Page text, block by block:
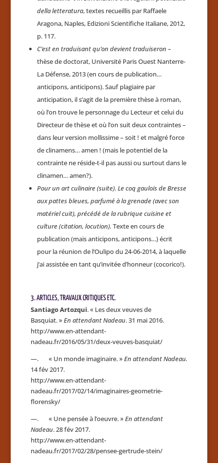
della letteratura, textes recueillis par Raffaele
Aragona, Naples, Edizioni Scientifiche Italiane, 2012,
p. 117.
C’est en traduisant qu’on devient traduiseron –
thèse de doctorat, Université Paris Ouest Nanterre-
La Défense, 2013 (en cours de publication…
anticipons, anticipons). Sauf plagiaire par
anticipation, il s’agit de la première thèse à roman,
où l’on trouve le personnage du Lecteur et celui du
Directeur de thèse et où l’on suit deux contraintes –
dans leur version mollissime – soit ! et malgré force
de clinamens… amen ! (mais le potentiel de la
contrainte ne réside-t-il pas aussi ou surtout dans le
clinamen… amen?).
Pour un art culinaire (suite). Le coq gaulois de Bresse
aux pattes bleues, parfumé à la grenade (avec son
matériel cuit), précédé de la rubrique cuisine et
culture (citation, locution). Texte en cours de
publication (mais anticipons, anticipons…) écrit
pour la réunion de l’Oulipo du 24-06-2014, à laquelle
j’ai assistée en tant qu’invitée d’honneur (cocorico!).
3. ARTICLES, TRAVAUX CRITIQUES ETC.
Santiago Artozqui. « Les deux veuves de
Basquiat. » En attendant Nadeau. 31 mai 2016.
http://www.en-attendant-
nadeau.fr/2016/05/31/deux-veuves-basquiat/
—. « Un monde imaginaire. » En attendant Nadeau.
14 fév 2017.
http://www.en-attendant-
nadeau.fr/2017/02/14/imaginaires-geometrie-
florensky/
—. « Une pensée à l’oeuvre. » En attendant
Nadeau. 28 fév 2017.
http://www.en-attendant-
nadeau.fr/2017/02/28/pensee-gertrude-stein/